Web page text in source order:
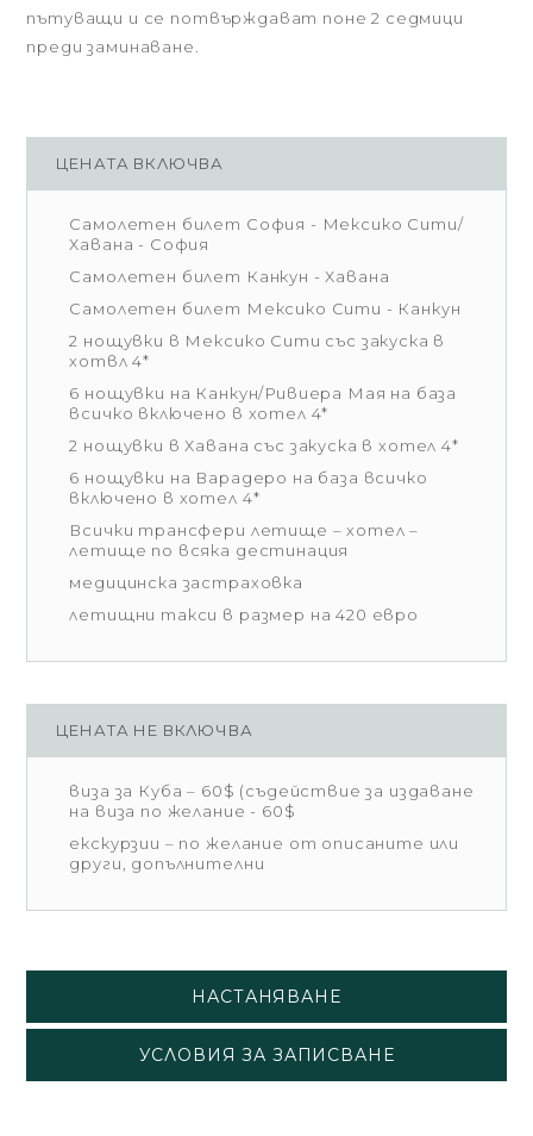
пътуващи и се потвърждават поне 2 седмици
преди заминаване.
ЦЕНАТА ВКЛЮЧВА
Самолетен билет София - Мексико Сити/
Хавана - София
Самолетен билет Канкун - Хавана
Самолетен билет Мексико Сити - Канкун
2 нощувки в Мексико Сити със закуска в
хотвл 4*
6 нощувки на Канкун/Ривиера Мая на база
всичко включено в хотел 4*
2 нощувки в Хавана със закуска в хотел 4*
6 нощувки на Варадеро на база всичко
включено в хотел 4*
Всички трансфери летище – хотел –
летище по всяка дестинация
медицинска застраховка
летищни такси в размер на 420 евро
ЦЕНАТА НЕ ВКЛЮЧВА
виза за Куба – 60$ (съдействие за издаване
на виза по желание - 60$
екскурзии – по желание от описаните или
други, допълнителни
НАСТАНЯВАНЕ
УСЛОВИЯ ЗА ЗАПИСВАНЕ